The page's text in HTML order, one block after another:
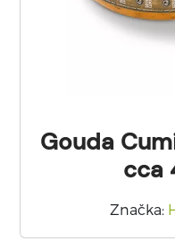
Gouda
cca
Značka: